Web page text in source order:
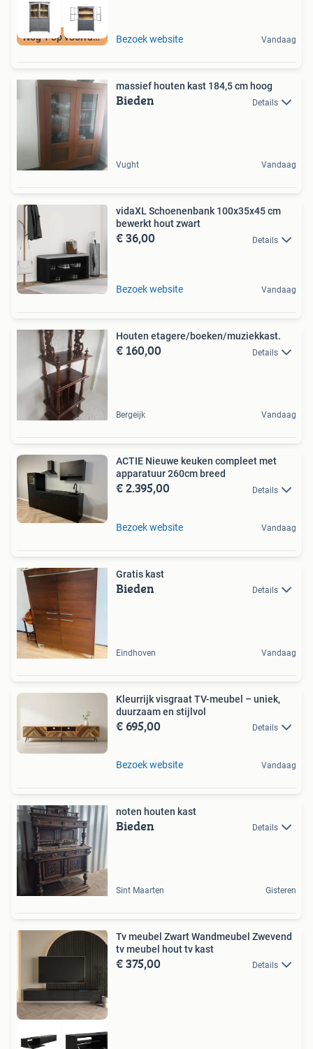
Nog 1 op voorraad Bezoek website Vandaag
massief houten kast 184,5 cm hoog
Bieden Details
Vught Vandaag
vidaXL Schoenenbank 100x35x45 cm
bewerkt hout zwart
€ 36,00 Details
Bezoek website Vandaag
Houten etagere/boeken/muziekkast.
€ 160,00 Details
Bergeijk Vandaag
ACTIE Nieuwe keuken compleet met
apparatuur 260cm breed
€ 2.395,00 Details
Bezoek website Vandaag
Gratis kast
Bieden Details
Eindhoven Vandaag
Kleurrijk visgraat TV-meubel – uniek,
duurzaam en stijlvol
€ 695,00 Details
Bezoek website Vandaag
noten houten kast
Bieden Details
Sint Maarten Gisteren
Tv meubel Zwart Wandmeubel Zwevend
tv meubel hout tv kast
€ 375,00 Details